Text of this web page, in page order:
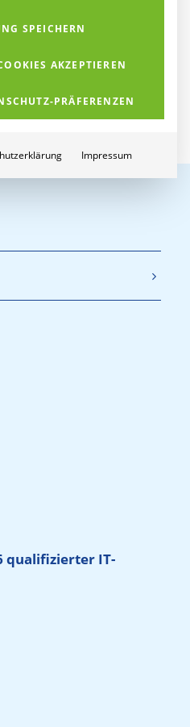
qualifizierter IT-
SPEICHERN
AKZEPTIEREN
PRÄFERENZEN
Impressum